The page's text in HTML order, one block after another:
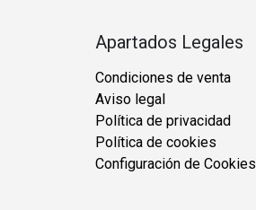
Apartados Legales
Condiciones de venta
Aviso legal
Política de privacidad
Política de cookies
Configuración de Cookies